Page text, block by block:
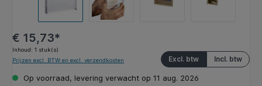
€ 15,73*
Inhoud: 1 stuk(s)
Incl. btw
Excl. btw
Prijzen excl. BTW en excl. verzendkosten
Op voorraad, levering verwacht op 11 aug. 2026